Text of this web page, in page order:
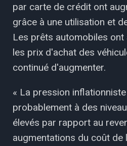
par carte de crédit ont
grâce à une utilisation et
Les prêts automobiles ont
les prix d'achat des
continué d'augmenter.
« La pression
probablement à des
élevés par rapport au
augmentations du coût de